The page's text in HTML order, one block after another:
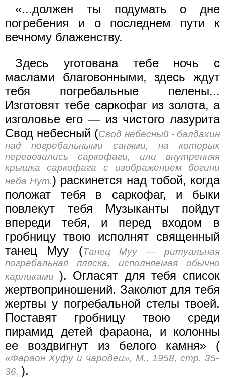
«...должен ты подумать о дне
погребения и о последнем пути к
вечному блаженству.
Здесь уготована тебе ночь с
маслами благовонными, здесь ждут
тебя погребальные пелены...
Изготовят тебе саркофаг из золота, а
изголовье его — из чистого лазурита
Свод небесный (Свод небесный - балдахин
над погребальными санями, на которых
перевозились саркофаги, или внутренняя
крышка саркофага с изображением богини
неба Нут.) раскинется над тобой, когда
положат тебя в саркофаг, и быки
повлекут тебя Музыканты пойдут
впереди тебя, и перед входом в
гробницу твою исполнят священный
танец Муу (Танец Муу — ритуальная
погребальная пляска, исполняемая обычно
карликами ). Огласят для тебя список
жертвоприношений. Заколют для тебя
жертвы у погребальной стелы твоей.
Поставят гробницу твою среди
пирамид детей фараона, и колонны
ее воздвигнут из белого камня» (
«Фараон Хуфу и чародеи», М., 1958, стр. 35-
36. ).